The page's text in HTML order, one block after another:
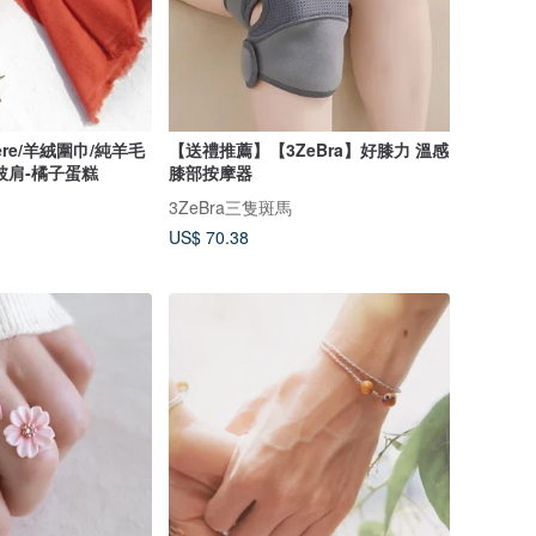
羊絨圍巾/純羊毛
肩-橘子蛋糕
【送禮推薦】【3ZeBra】好膝力 溫感
膝部按摩器
3ZeBra三隻斑馬
US$ 70.38